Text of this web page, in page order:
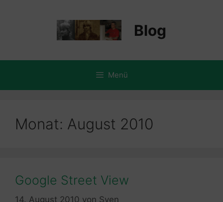
Blog
Menü
Monat: August 2010
Google Street View
14. August 2010 von Sven